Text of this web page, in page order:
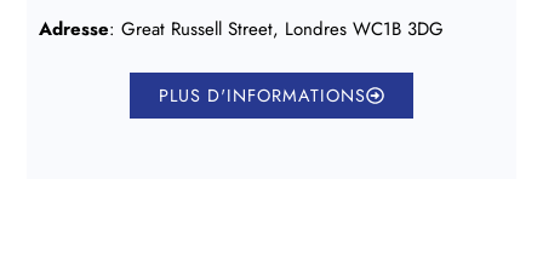
Adresse: Great Russell Street, Londres WC1B 3DG
PLUS D'INFORMATIONS